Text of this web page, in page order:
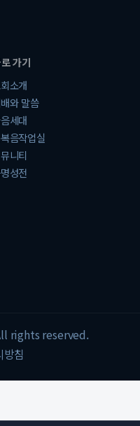
가기
소개
와 말씀
세대
음작업실
니티
성전
rights reserved.
침